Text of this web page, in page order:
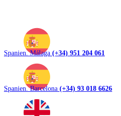
Spanien. Málaga (+34) 951 204 061
Spanien. Barcelona (+34) 93 018 6626